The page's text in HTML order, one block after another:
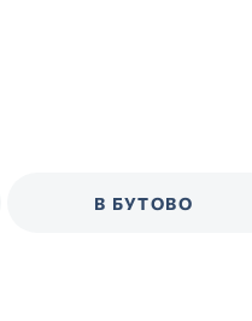
В БУТОВО